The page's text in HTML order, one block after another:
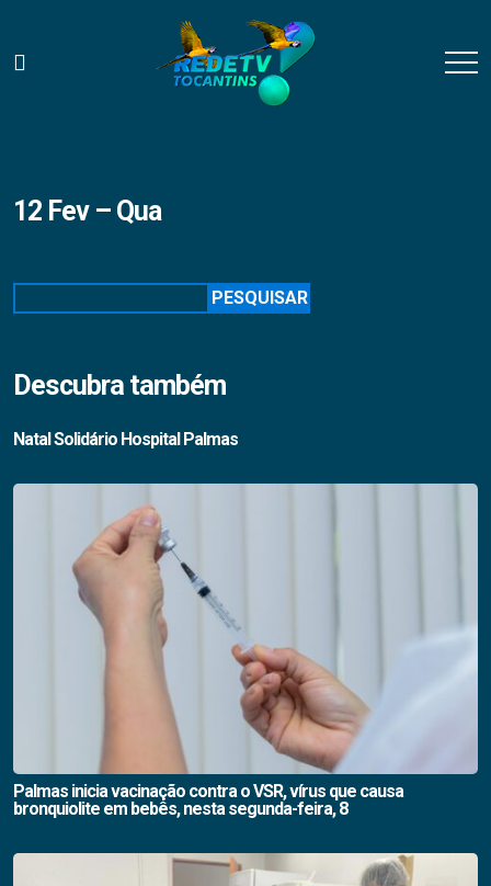
12 Fev – Qua
PESQUISAR
Descubra também
Natal Solidário Hospital Palmas
Palmas inicia vacinação contra o VSR, vírus que causa
bronquiolite em bebês, nesta segunda-feira, 8